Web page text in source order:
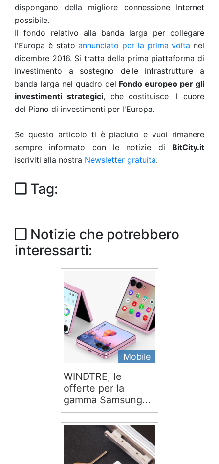
dispongano della migliore connessione Internet
possibile.
Il fondo relativo alla banda larga per collegare
l'Europa è statoannunciato per la prima volta nel
dicembre 2016. Si tratta della prima piattaforma di
investimento a sostegno delle infrastrutture a
banda larga nel quadro del Fondo europeo per gli
investimenti strategici, che costituisce il cuore
del Piano di investimenti per l'Europa.
Se questo articolo ti è piaciuto e vuoi rimanere
sempre informato con le notizie di BitCity.it
iscriviti alla nostra Newsletter gratuita.
Tag:
Notizie che potrebbero
interessarti:
Mobile
WINDTRE, le
offerte per la
gamma Samsung...